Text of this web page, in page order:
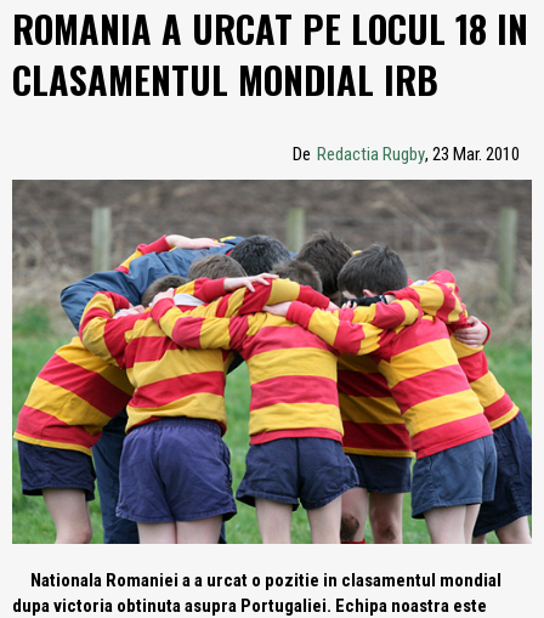
ROMANIA A URCAT PE LOCUL 18 IN
CLASAMENTUL MONDIAL IRB
De Redactia Rugby, 23 Mar. 2010
Nationala Romaniei a a urcat o pozitie in clasamentul mondial
dupa victoria obtinuta asupra Portugaliei. Echipa noastra este